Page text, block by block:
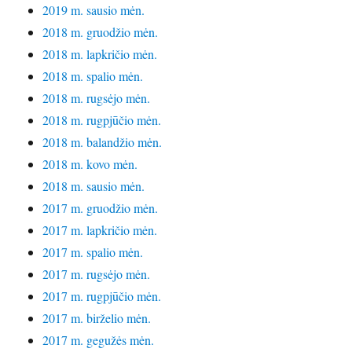
2019 m. sausio mėn.
2018 m. gruodžio mėn.
2018 m. lapkričio mėn.
2018 m. spalio mėn.
2018 m. rugsėjo mėn.
2018 m. rugpjūčio mėn.
2018 m. balandžio mėn.
2018 m. kovo mėn.
2018 m. sausio mėn.
2017 m. gruodžio mėn.
2017 m. lapkričio mėn.
2017 m. spalio mėn.
2017 m. rugsėjo mėn.
2017 m. rugpjūčio mėn.
2017 m. birželio mėn.
2017 m. gegužės mėn.